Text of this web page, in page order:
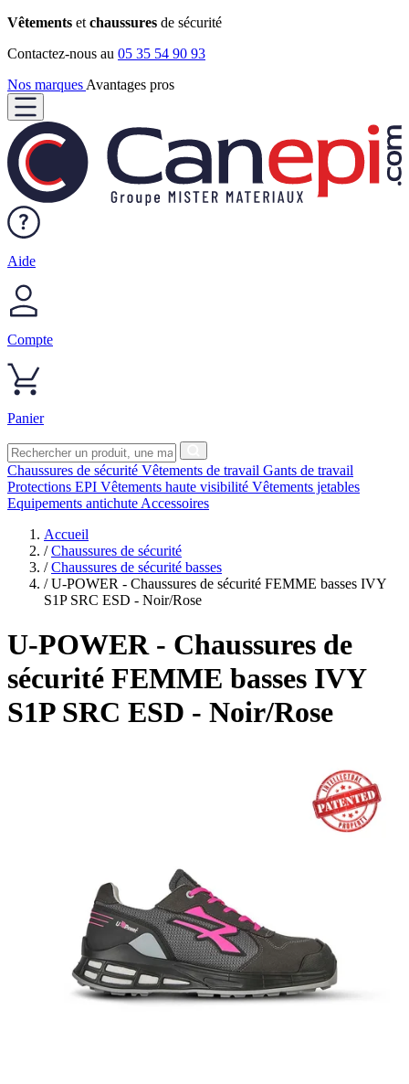
Vêtements et chaussures de sécurité
Contactez-nous au 05 35 54 90 93
Nos marques Avantages pros
Aide
Compte
Panier
Chaussures de sécurité Vêtements de travail Gants de travail
Protections EPI Vêtements haute visibilité Vêtements jetables
Equipements antichute Accessoires
Accueil
/ Chaussures de sécurité
/ Chaussures de sécurité basses
/ U-POWER - Chaussures de sécurité FEMME basses IVY
S1P SRC ESD - Noir/Rose
U-POWER - Chaussures de
sécurité FEMME basses IVY
S1P SRC ESD - Noir/Rose